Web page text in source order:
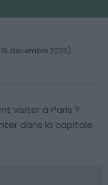
décembre 2025)
visiter à Paris ?
dans la capitale